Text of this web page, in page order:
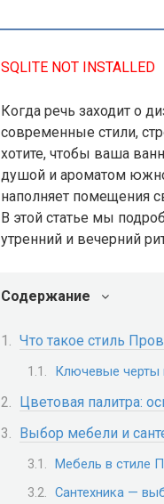
SQLITE NOT INSTALLED
Когда речь заходит о
современные стили,
хотите, чтобы ваша
душой и ароматом
наполняет помещения
В этой статье мы
утренний и вечерний
Содержание
Что такое стиль
Ключевые черты
Цветовая палитра:
Выбор мебели и
Мебель в стиле
Сантехника —